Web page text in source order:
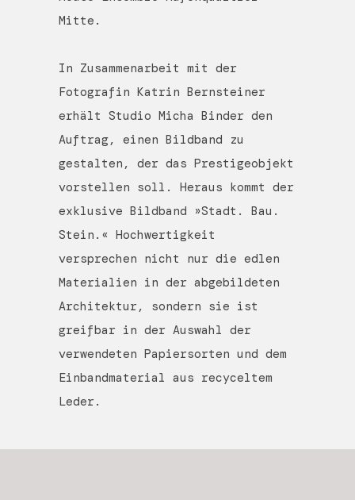
Mitte.
In Zusammenarbeit mit der
Fotografin Katrin Bernsteiner
erhält Studio Micha Binder den
Auftrag, einen Bildband zu
gestalten, der das Prestigeobjekt
vorstellen soll. Heraus kommt der
exklusive Bildband »Stadt. Bau.
Stein.« Hochwertigkeit
versprechen nicht nur die edlen
Materialien in der abgebildeten
Architektur, sondern sie ist
greifbar in der Auswahl der
verwendeten Papiersorten und dem
Einbandmaterial aus recyceltem
Leder.